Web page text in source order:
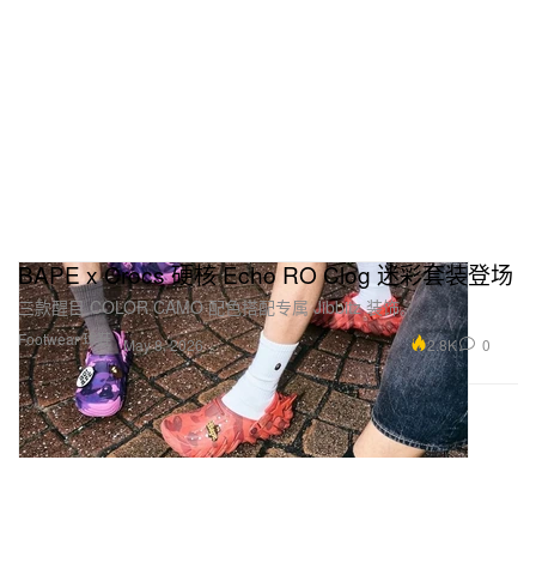
Footwear 球鞋
BAPE x Crocs 硬核 Echo RO Clog 迷彩套装登场
三款醒目 COLOR CAMO 配色搭配专属 Jibbitz 装饰。
May 8, 2026 2.8K 0